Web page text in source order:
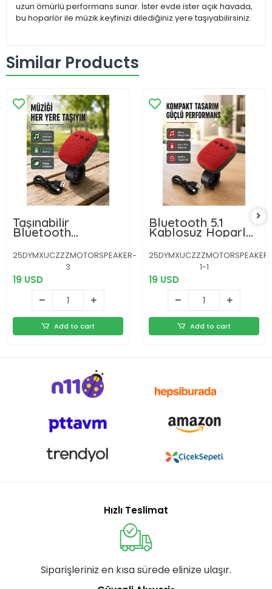
uzun ömürlü performans sunar. İster evde ister açık havada,
bu hoparlör ile müzik keyfinizi dilediğiniz yere taşıyabilirsiniz.
Similar Products
Taşınabilir
Bluetooth
Hoparlör – 5W
Güçlü Ses, TWS ve
FM Radyo Özellikli
25DYMXUCZZZMOTORSPEAKER-
3
19 USD
Add to cart
Bluetooth 5.1
Kablosuz Hoparlör
– Güçlü Bas, FM
Radyo ve Çoklu
Giriş Destekli
25DYMXUCZZZMOTORSPEAKER-
1-1
19 USD
Add to cart
Hızlı Teslimat
Siparişleriniz en kısa sürede elinize ulaşır.